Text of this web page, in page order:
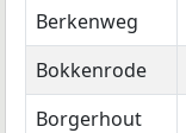
Berkenweg
Bokkenrode
Borgerhout